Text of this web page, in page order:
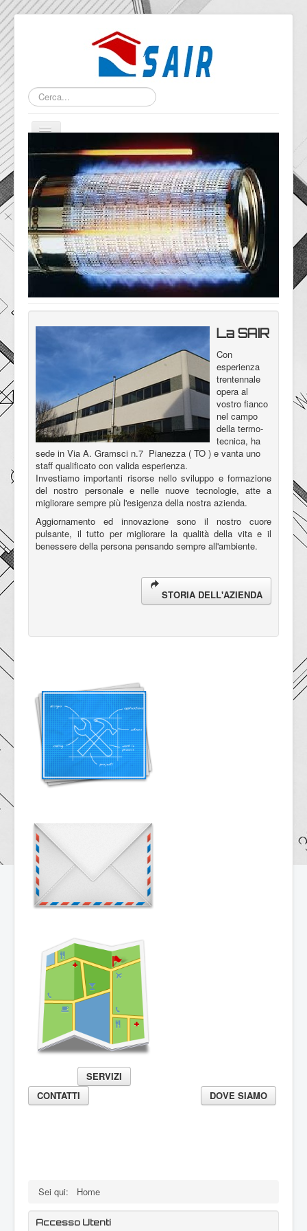
Cerca...
Azienda
Servizi
Contatti
Dove siamo
Benvenuti!
La SAIR
Con
esperienza
trentennale
opera al
vostro fianco
nel campo
della termo-
tecnica, ha
sede in Via A. Gramsci n.7 Pianezza ( TO ) e vanta uno
staff qualificato con valida esperienza.
Investiamo importanti risorse nello sviluppo e formazione
del nostro personale e nelle nuove tecnologie, atte a
migliorare sempre più l'esigenza della nostra azienda.
Aggiornamento ed innovazione sono il nostro cuore
pulsante, il tutto per migliorare la qualità della vita e il
benessere della persona pensando sempre all'ambiente.
STORIA DELL'AZIENDA
SERVIZI
CONTATTI
DOVE SIAMO
Sei qui: Home
Accesso Utenti